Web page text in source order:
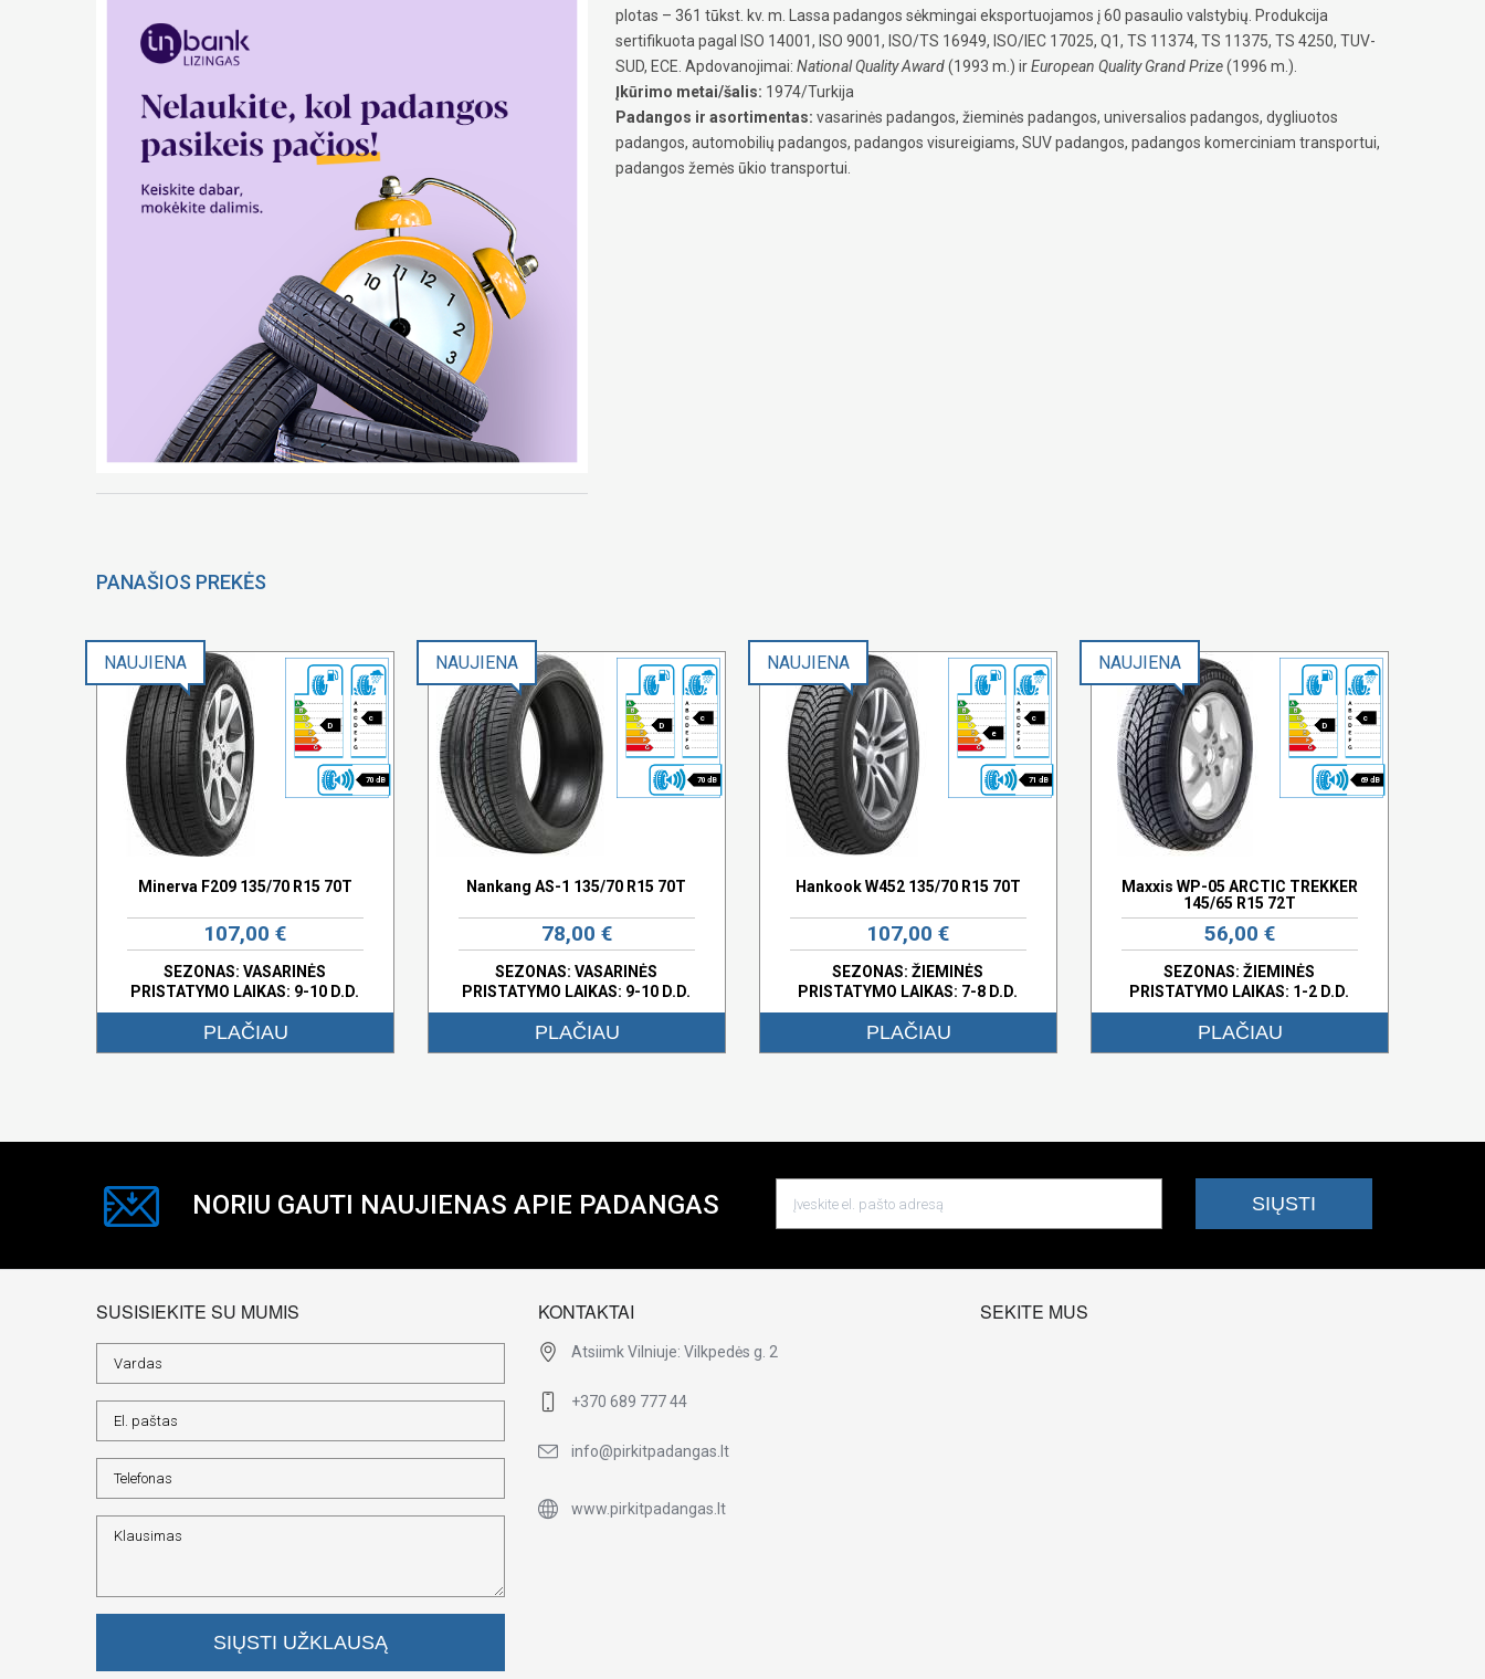
plotas – 361 tūkst. kv. m. Lassa padangos sėkmingai eksportuojamos į 60 pasaulio valstybių. Produkcija
sertifikuota pagal ISO 14001, ISO 9001, ISO/TS 16949, ISO/IEC 17025, Q1, TS 11374, TS 11375, TS 4250, TUV-
SUD, ECE. Apdovanojimai: National Quality Award(1993 m.) irEuropean Quality Grand Prize(1996 m.).
Įkūrimo metai/šalis: 1974/Turkija
Padangos ir asortimentas: vasarinės padangos, žieminės padangos, universalios padangos, dygliuotos
padangos, automobilių padangos, padangos visureigiams, SUV padangos, padangos komerciniam transportui,
padangos žemės ūkio transportui.
PANAŠIOS PREKĖS
D
c
70 dB
NAUJIENA
Minerva F209 135/70 R15 70T
107,00 €
SEZONAS: VASARINĖS
PRISTATYMO LAIKAS: 9-10 D.D.
PLAČIAU
D
c
70 dB
NAUJIENA
Nankang AS-1 135/70 R15 70T
78,00 €
SEZONAS: VASARINĖS
PRISTATYMO LAIKAS: 9-10 D.D.
PLAČIAU
e
c
71 dB
NAUJIENA
Hankook W452 135/70 R15 70T
107,00 €
SEZONAS: ŽIEMINĖS
PRISTATYMO LAIKAS: 7-8 D.D.
PLAČIAU
D
c
69 dB
NAUJIENA
Maxxis WP-05 ARCTIC TREKKER
145/65 R15 72T
56,00 €
SEZONAS: ŽIEMINĖS
PRISTATYMO LAIKAS: 1-2 D.D.
PLAČIAU
NORIU GAUTI NAUJIENAS APIE PADANGAS
SUSISIEKITE SU MUMIS
SIŲSTI UŽKLAUSĄ
KONTAKTAI
Atsiimk Vilniuje: Vilkpedės g. 2
+370 689 777 44
info@pirkitpadangas.lt
www.pirkitpadangas.lt
SEKITE MUS